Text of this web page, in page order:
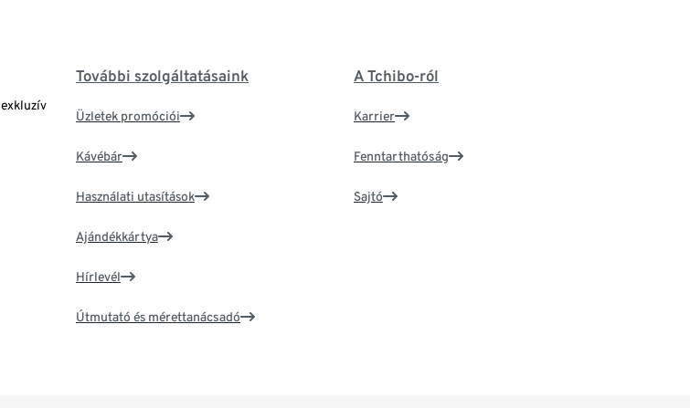
exkluzív
További szolgáltatásaink
Üzletek promóciói
Kávébár
Használati utasítások
Ajándékkártya
Hírlevél
Útmutató és mérettanácsadó
A Tchibo-ról
Karrier
Fenntarthatóság
Sajtó